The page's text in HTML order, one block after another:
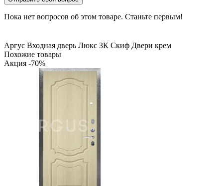
Пока нет вопросов об этом товаре. Станьте первым!
Аргус Входная дверь Люкс 3К Скиф Двери крем
Похожие товары
Акция -70%